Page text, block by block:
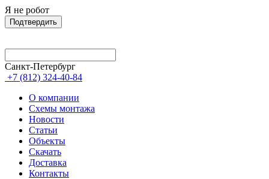
Я не робот
Подтвердить
Санкт-Петербург
+7 (812) 324-40-84
О компании
Схемы монтажа
Новости
Статьи
Объекты
Скачать
Доставка
Контакты